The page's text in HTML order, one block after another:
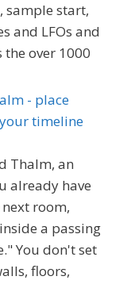
sample start,
and LFOs and
over 1000
- place
timeline
Thalm, an
already have
room,
a passing
You don't set
floors,